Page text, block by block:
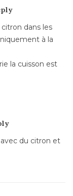
citron dans les
à la
la cuisson est
avec du citron et